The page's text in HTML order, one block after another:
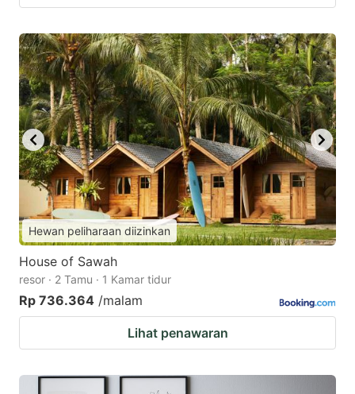
Hewan peliharaan diizinkan
House of Sawah
resor · 2 Tamu · 1 Kamar tidur
Rp 736.364 /malam
Lihat penawaran